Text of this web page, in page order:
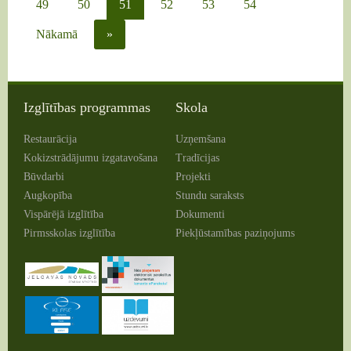
49 50 51 52 53 54
Nākamā »
Izglītības programmas
Restaurācija
Kokizstrādājumu izgatavošana
Būvdarbi
Augkopība
Vispārējā izglītība
Pirmsskolas izglītība
Skola
Uzņemšana
Tradīcijas
Projekti
Stundu saraksts
Dokumenti
Piekļūstamības paziņojums